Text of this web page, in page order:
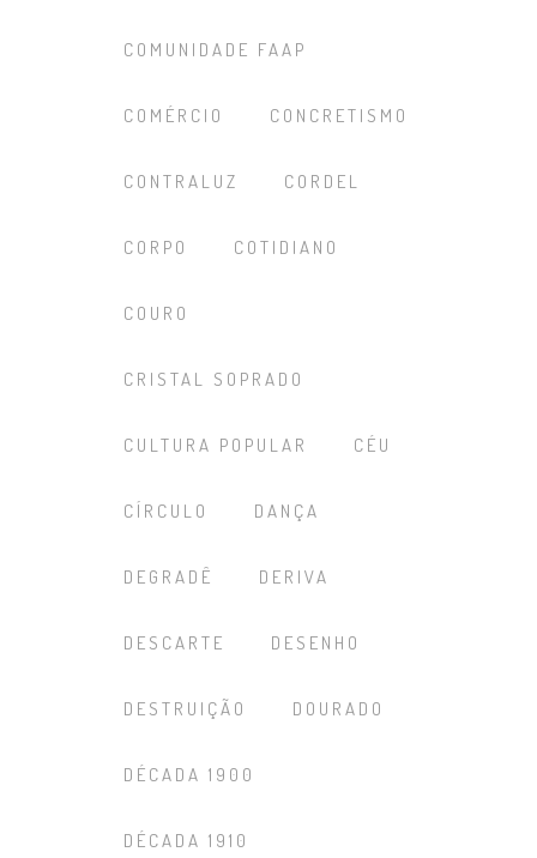
COMUNIDADE FAAP
COMÉRCIO CONCRETISMO
CONTRALUZ CORDEL
CORPO COTIDIANO
COURO
CRISTAL SOPRADO
CULTURA POPULAR CÉU
CÍRCULO DANÇA
DEGRADÊ DERIVA
DESCARTE DESENHO
DESTRUIÇÃO DOURADO
DÉCADA 1900
DÉCADA 1910